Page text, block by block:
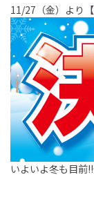
11/27（金）より【
いよいよ冬も目前